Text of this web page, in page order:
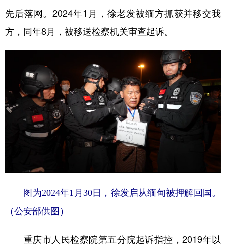
先后落网。2024年1月，徐老发被缅方抓获并移交我
方，同年8月，被移送检察机关审查起诉。
图为2024年1月30日，徐发启从缅甸被押解回国。
（公安部供图）
重庆市人民检察院第五分院起诉指控，2019年以